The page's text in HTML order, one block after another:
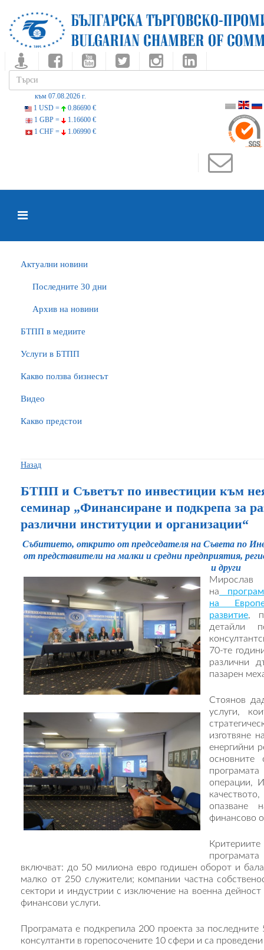
към 07.08.2026 г.
1 USD =
0.86690 €
1 GBP =
1.16600 €
1 CHF =
1.06990 €
Актуални новини
Последните 30 дни
Архив на новини
БTПП в медиите
Услуги в БТПП
Какво ползва бизнесът
Видео
Какво предстои
Назад
БТПП и Съветът по инвестиции към
семинар „Финансиране и подкрепа за
различни институции и организации“
Събитието, открито от председателя на Съвета по
от представители на малки и средни предприятия,
и други
на
на
развитие,
детайли
70-те
различни
пазарен
Стоянов
услуги,
изготвяне
енергийни
основните
програмата
операции,
опазване
финансово
включват: до 50 милиона евро годишен оборот и
малко от 250 служители; компании частна
сектори и индустрии с изключение на военна
финансови услуги.
Програмата е подкрепила 200 проекта за
консултанти в горепосочените 10 сфери и са